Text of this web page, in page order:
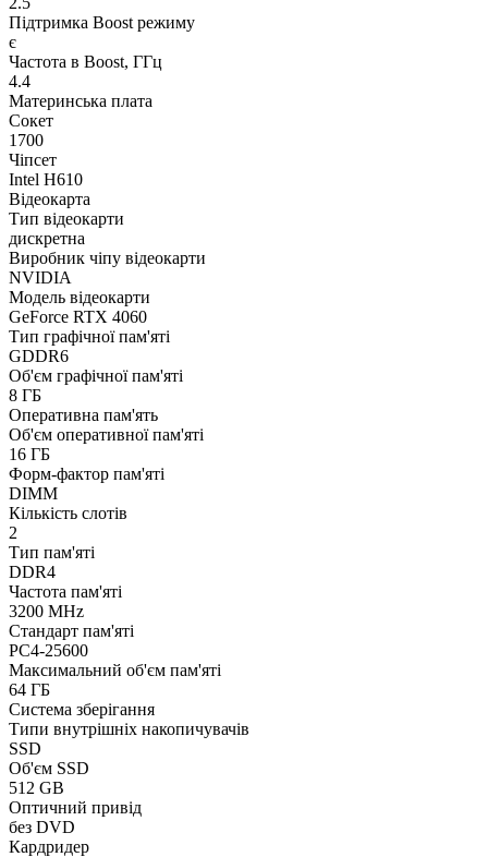
Підтримка Boost режиму
є
Частота в Boost, ГГц
4.4
Материнська плата
Сокет
1700
Чіпсет
Intel H610
Відеокарта
Тип відеокарти
дискретна
Виробник чіпу відеокарти
NVIDIA
Модель відеокарти
GeForce RTX 4060
Тип графічної пам'яті
GDDR6
Об'єм графічної пам'яті
8 ГБ
Оперативна пам'ять
Об'єм оперативної пам'яті
16 ГБ
Форм-фактор пам'яті
DIMM
Кількість слотів
2
Тип пам'яті
DDR4
Частота пам'яті
3200 MHz
Стандарт пам'яті
PC4-25600
Максимальний об'єм пам'яті
64 ГБ
Система зберігання
Типи внутрішніх накопичувачів
SSD
Об'єм SSD
512 GB
Оптичний привід
без DVD
Кардридер